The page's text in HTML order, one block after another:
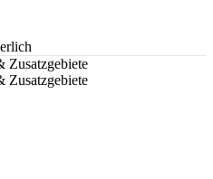
Zusatzgebiete
Zusatzgebiete